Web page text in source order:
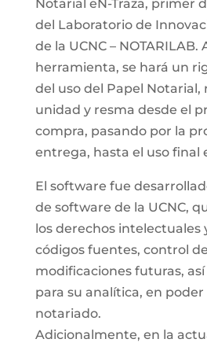
Notarial eN-Traza, primer
del Laboratorio de
de la UCNC – NOTARILAB.
herramienta, se hará un
del uso del Papel Notarial,
unidad y resma desde el
compra, pasando por la
entrega, hasta el uso final
El software fue
de software de la UCNC,
los derechos intelectuales
códigos fuentes, control
modificaciones futuras,
para su analítica, en poder
notariado.
Adicionalmente, en la